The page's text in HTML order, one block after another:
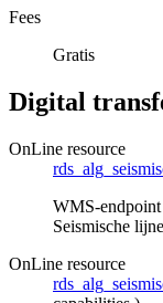
Fees
Gratis
Digital
OnLine resource
WMS-
Seismische
OnLine resource